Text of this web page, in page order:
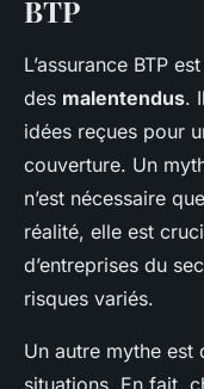
BTP
L’assurance BTP
des malentendus.
idées reçues pour
couverture. Un
n’est nécessaire
réalité, elle est
d’entreprises du
risques variés.
Un autre mythe est
situations. En fait,